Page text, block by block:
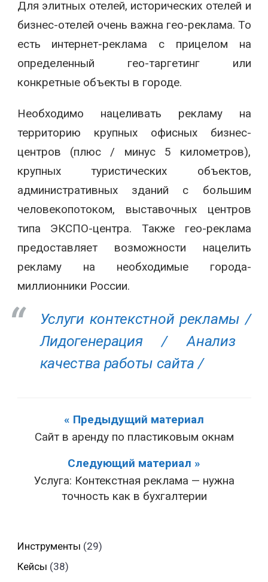
Для элитных отелей, исторических отелей и
бизнес-отелей очень важна гео-реклама. То
есть интернет-реклама с прицелом на
определенный гео-таргетинг или
конкретные объекты в городе.
Необходимо нацеливать рекламу на
территорию крупных офисных бизнес-
центров (плюс / минус 5 километров),
крупных туристических объектов,
административных зданий с большим
человекопотоком, выставочных центров
типа ЭКСПО-центра. Также гео-реклама
предоставляет возможности нацелить
рекламу на необходимые города-
миллионники России.
Услуги контекстной рекламы /
Лидогенерация /
Анализ
качества работы сайта /
« Предыдущий материал
Сайт в аренду по пластиковым окнам
Следующий материал »
Услуга: Контекстная реклама — нужна
точность как в бухгалтерии
Инструменты (29)
Кейсы (38)